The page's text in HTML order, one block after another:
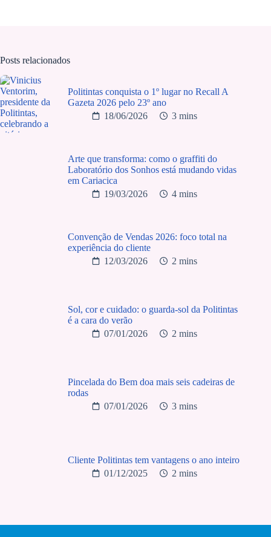
Posts relacionados
Politintas conquista o 1º lugar no Recall A
Gazeta 2026 pelo 23º ano
18/06/2026
3 mins
Arte que transforma: como o graffiti do
Laboratório dos Sonhos está mudando vidas
em Cariacica
19/03/2026
4 mins
Convenção de Vendas 2026: foco total na
experiência do cliente
12/03/2026
2 mins
Sol, cor e cuidado: o guarda-sol da Politintas
é a cara do verão
07/01/2026
2 mins
Pincelada do Bem doa mais seis cadeiras de
rodas
07/01/2026
3 mins
Cliente Politintas tem vantagens o ano inteiro
01/12/2025
2 mins